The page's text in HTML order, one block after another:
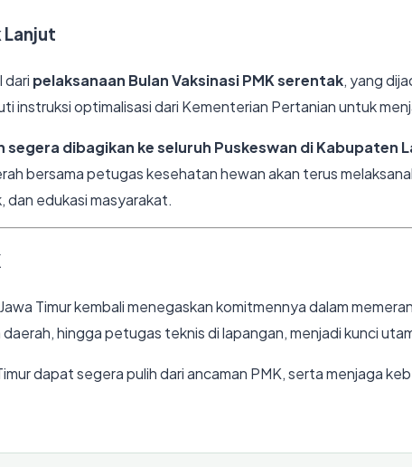
Lanjut
dari pelaksanaan Bulan Vaksinasi PMK serentak, yang
instruksi optimalisasi dari Kementerian Pertanian untuk
segera dibagikan ke seluruh Puskeswan di Kabupaten
bersama petugas kesehatan hewan akan terus
edukasi masyarakat.
Timur kembali menegaskan komitmennya dalam
hingga petugas teknis di lapangan, menjadi kunci
dapat segera pulih dari ancaman PMK, serta menjaga